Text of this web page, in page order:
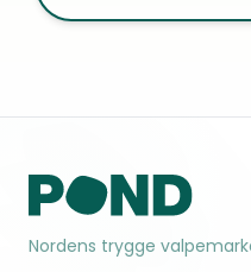
Nordens trygge